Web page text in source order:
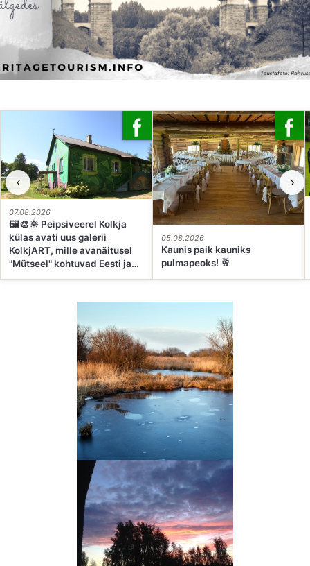
07.08.2026
🖼🎨🌞 Peipsiveerel Kolkja
külas avati uus galerii
KolkjART, mille avanäitusel
"Mütseel" kohtuvad Eesti ja
Ukraina kunstnikud. See on
rahvusvaheline kunst saavad
seeneniidistikuna.
05.08.2026
Kaunis paik kauniks
pulmapeoks! 🥂
‹ ›